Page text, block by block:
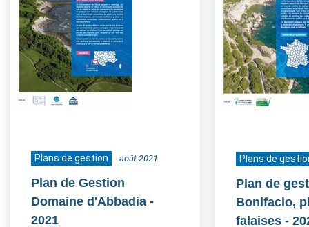
Plans de gestion août 2021
Plan de Gestion
Domaine d'Abbadia -
2021
Plans de
Plan de
Bonifacio,
falaises -